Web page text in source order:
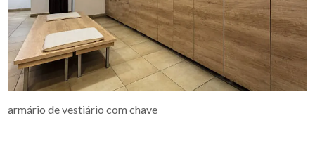
armário de vestiário com chave